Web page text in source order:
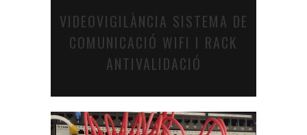
VIDEOVIGILÀNCIA SISTEMA DE
COMUNICACIÓ WIFI I RACK
ANTIVALIDACIÓ